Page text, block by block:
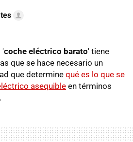
'coche eléctrico barato' tiene
que se hace necesario un
que determine qué es lo que se
asequible en términos